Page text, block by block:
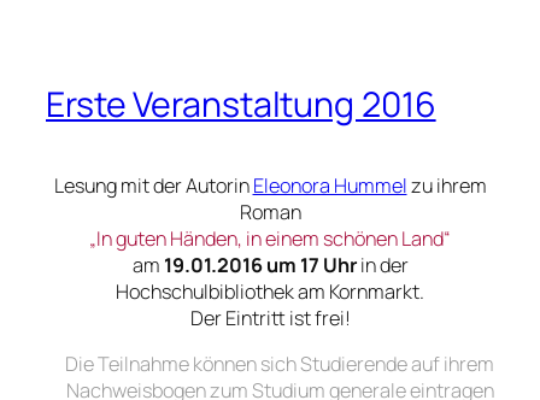
Erste Veranstaltung 2016
Lesung mit der AutorinEleonora Hummelzu ihrem
Roman
„In guten Händen, in einem schönen Land“
am 19.01.2016 um 17 Uhrin der
Hochschulbibliothek am Kornmarkt.
Der Eintritt ist frei!
Die Teilnahme können sich Studierende auf ihrem
Nachweisbogen zum Studium generale eintragen